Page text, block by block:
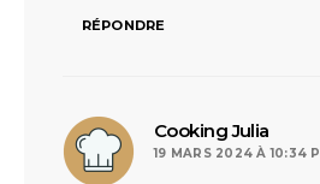
RÉPONDRE
Cooking Julia
19 MARS 2024 À 10:34